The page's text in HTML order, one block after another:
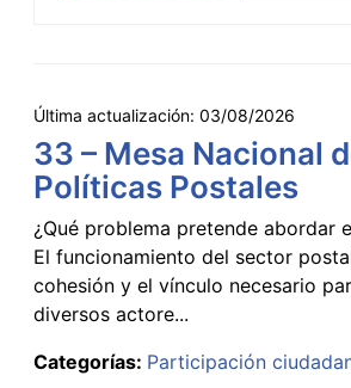
Última actualización: 03/08/2026
33 – Mesa Nacional
Políticas Postales
¿Qué problema pretende abordar
El funcionamiento del sector
cohesión y el vínculo necesario
diversos actore...
Categorías: Participación